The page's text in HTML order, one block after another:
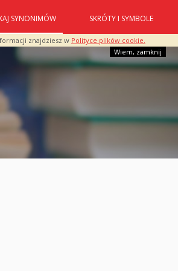
znajdziesz w Polityce plików cookie.
Wiem, zamknij
SYNONIMÓW SKRÓTY I SYMBOLE